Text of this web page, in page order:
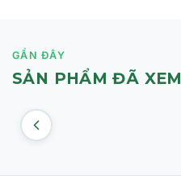
GẦN ĐÂY
SẢN PHẨM ĐÃ XEM